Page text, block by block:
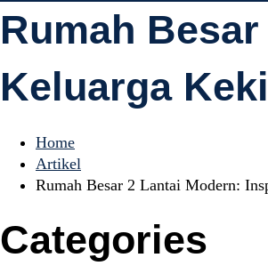
AD
AD Studio – Jasa Arsitek Profesional
Rumah
Keluarga
Home
Artikel
Rumah Besar 2 Lantai Modern:
Categories